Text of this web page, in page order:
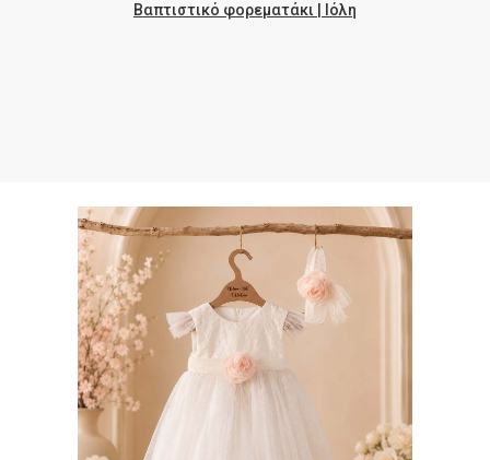
Βαπτιστικό φορεματάκι | Ιόλη